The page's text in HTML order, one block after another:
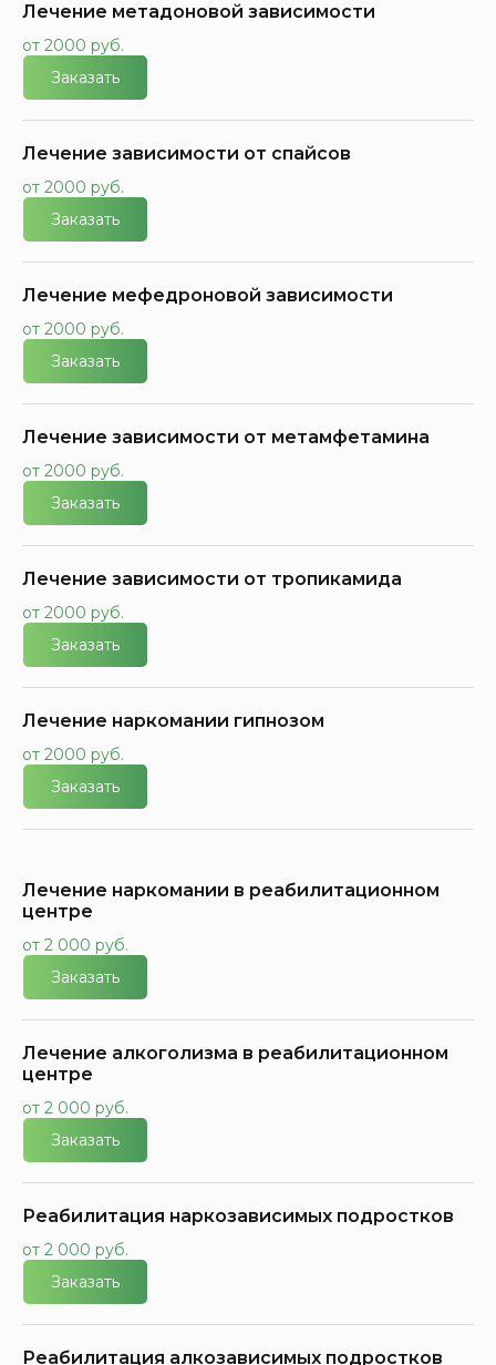
Лечение метадоновой зависимости
от 2000 руб.
Заказать
Лечение зависимости от спайсов
от 2000 руб.
Заказать
Лечение мефедроновой зависимости
от 2000 руб.
Заказать
Лечение зависимости от метамфетамина
от 2000 руб.
Заказать
Лечение зависимости от тропикамида
от 2000 руб.
Заказать
Лечение наркомании гипнозом
от 2000 руб.
Заказать
Лечение наркомании в реабилитационном
центре
от 2 000 руб.
Заказать
Лечение алкоголизма в реабилитационном
центре
от 2 000 руб.
Заказать
Реабилитация наркозависимых подростков
от 2 000 руб.
Заказать
Реабилитация алкозависимых подростков